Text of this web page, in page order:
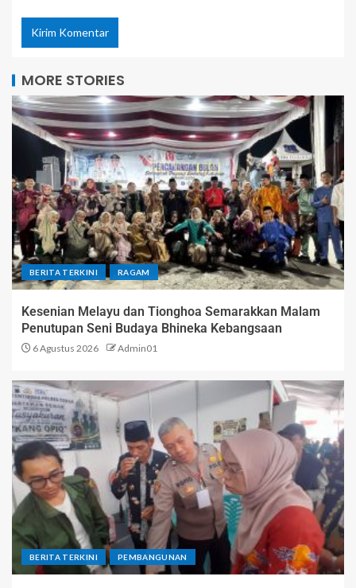
MORE STORIES
BERITA TERKINI RAGAM
Kesenian Melayu dan Tionghoa Semarakkan Malam
Penutupan Seni Budaya Bhineka Kebangsaan
6 Agustus 2026 Admin01
BERITA TERKINI PEMBANGUNAN